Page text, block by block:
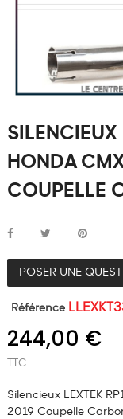
SILENCIEUX
HONDA
COUPELLE
POSER UNE
Référence
244,00 €
TTC
Silencieux LEXTEK
2019 Coupelle